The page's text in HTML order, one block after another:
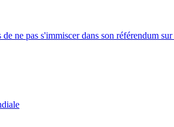
ne pas s'immiscer dans son référendum